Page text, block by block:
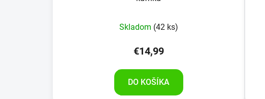
Skladom (42 ks)
€14,99
DO KOŠÍKA